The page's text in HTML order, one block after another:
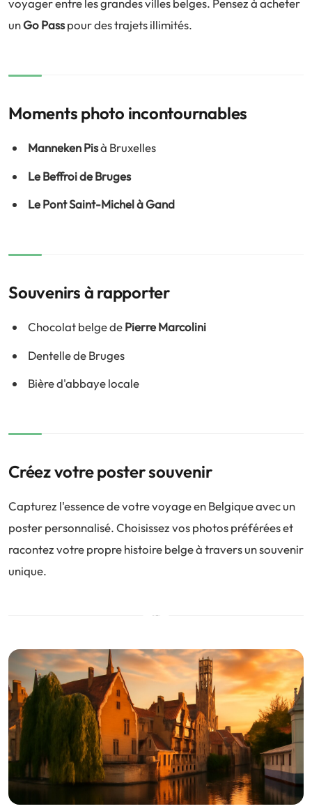
voyager entre les grandes villes belges. Pensez à acheter
unGo Passpour des trajets illimités.
Moments photo incontournables
Manneken Pisà Bruxelles
Le Beffroi de Bruges
Le Pont Saint-Michel à Gand
Souvenirs à rapporter
Chocolat belge dePierre Marcolini
Dentelle de Bruges
Bière d'abbaye locale
Créez votre poster souvenir
Capturez l'essence de votre voyage en Belgique avec un
poster personnalisé. Choisissez vos photos préférées et
racontez votre propre histoire belge à travers un souvenir
unique.